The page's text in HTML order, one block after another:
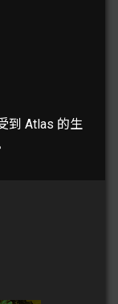
到 Atlas 的生